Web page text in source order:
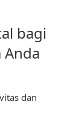
bagi
dan